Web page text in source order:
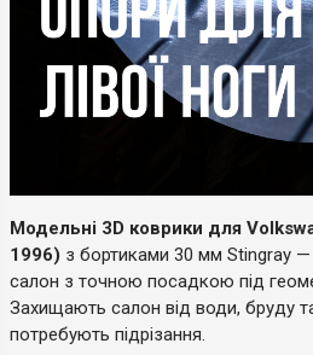
Модельні 3D коврики для
1996) з бортиками 30 мм Stingray —
салон з точною посадкою під
Захищають салон від води, бруду
потребують підрізання.